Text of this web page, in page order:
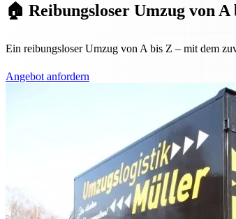
🏠 Reibungsloser Umzug von
Ein reibungsloser Umzug von A bis Z – mit dem
Angebot anfordern